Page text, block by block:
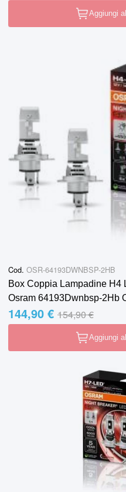
Aggiungi
Cod. OSR-64193DWNBSP-2HB
Box Coppia Lampadine H4
Osram 64193Dwnbsp-2Hb
Special Price
144,90 € Regular Price
154,90 €
Aggiungi